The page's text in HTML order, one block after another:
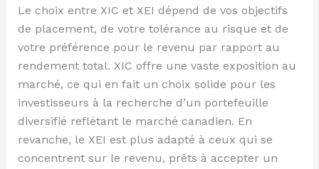
Le choix entre XIC et XEI dépend de vos objectifs
de placement, de votre tolérance au risque et de
votre préférence pour le revenu par rapport au
rendement total. XIC offre une vaste exposition au
marché, ce qui en fait un choix solide pour les
investisseurs à la recherche d’un portefeuille
diversifié reflétant le marché canadien. En
revanche, le XEI est plus adapté à ceux qui se
concentrent sur le revenu, prêts à accepter un